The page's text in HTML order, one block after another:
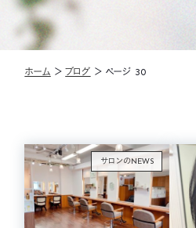
ホーム ＞ブログ ＞ ページ 30
サロンのNEWS